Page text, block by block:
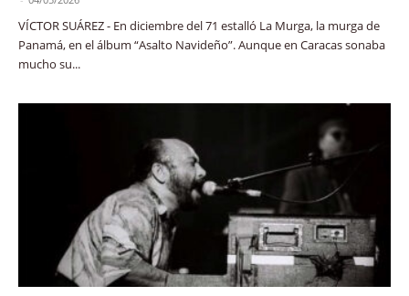
VÍCTOR SUÁREZ - En diciembre del 71 estalló La Murga, la murga de
Panamá, en el álbum “Asalto Navideño”. Aunque en Caracas sonaba
mucho su...